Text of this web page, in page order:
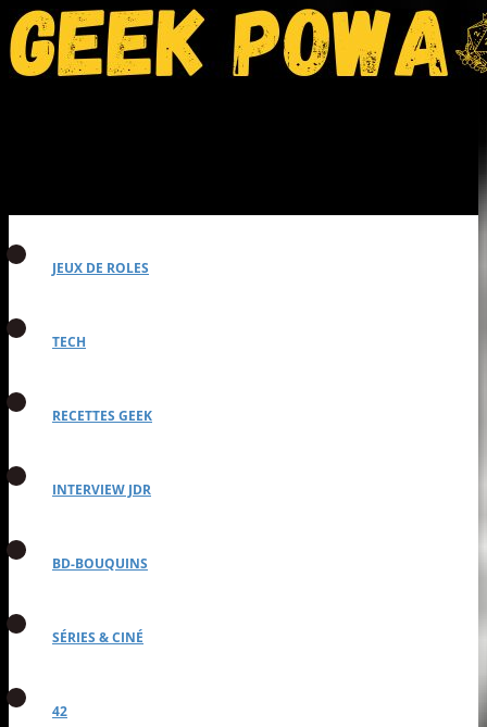
JEUX DE ROLES
TECH
RECETTES GEEK
INTERVIEW JDR
BD-BOUQUINS
SÉRIES & CINÉ
42